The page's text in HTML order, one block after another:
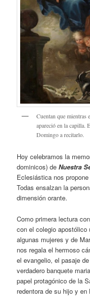
Cuentan que mientras
apareció en la capilla.
Domingo a recitarlo.
Hoy celebramos la
dominicos) deNuestra
Eclesiástica nos
Todas ensalzan la
dimensión orante.
Como primera lectura
con el colegio apostólico
algunas mujeres y de
nos regala el hermoso
el evangelio, el pasaje
verdadero banquete
papel protagónico de la
redentora de su hijo y